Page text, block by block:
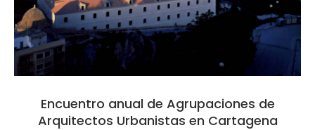
Encuentro anual de Agrupaciones de
Arquitectos Urbanistas en Cartagena